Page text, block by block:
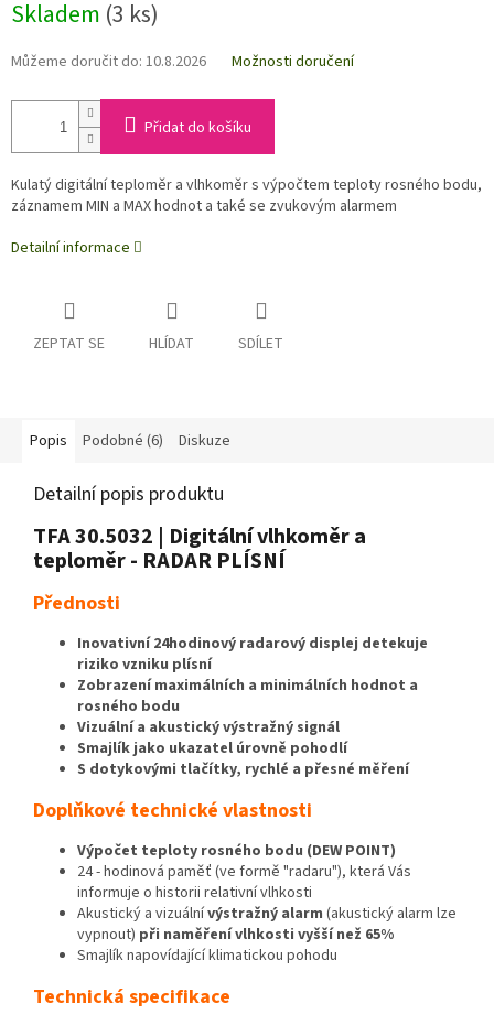
Skladem (3 ks)
Můžeme doručit do: 10.8.2026 Možnosti doručení
Přidat do košíku
Kulatý digitální teploměr a vlhkoměr s výpočtem teploty rosného bodu,
záznamem MIN a MAX hodnot a také se zvukovým alarmem
Detailní informace
ZEPTAT SE HLÍDAT SDÍLET
Popis Podobné (6) Diskuze
Detailní popis produktu
TFA 30.5032 | Digitální vlhkoměr a
teploměr - RADAR PLÍSNÍ
Přednosti
Inovativní 24hodinový radarový displej detekuje
riziko vzniku plísní
Zobrazení maximálních a minimálních hodnot a
rosného bodu
Vizuální a akustický výstražný signál
Smajlík jako ukazatel úrovně pohodlí
S dotykovými tlačítky, rychlé a přesné měření
Doplňkové technické vlastnosti
Výpočet teploty rosného bodu (DEW POINT)
24 - hodinová paměť (ve formě "radaru"), která Vás
informuje o historii relativní vlhkosti
Akustický a vizuálnívýstražný alarm (akustický alarm lze
vypnout) při naměření vlhkosti vyšší než 65%
Smajlík napovídající klimatickou pohodu
Technická specifikace